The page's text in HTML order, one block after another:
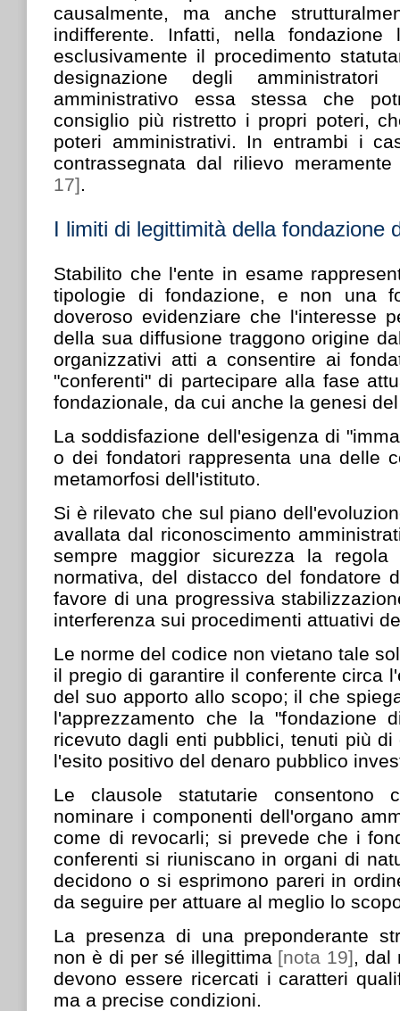
causalmente, ma anche
indifferente. Infatti, nella fondazione
esclusivamente il procedimento
designazione degli
amministrativo essa stessa che
consiglio più ristretto i propri poteri,
poteri amministrativi. In entrambi i
contrassegnata dal rilievo
17].
I limiti di legittimità della fondazione
Stabilito che l'ente in esame
tipologie di fondazione, e non una
doveroso evidenziare che l'interesse
della sua diffusione traggono origine
organizzativi atti a consentire ai
"conferenti" di partecipare alla fase
fondazionale, da cui anche la genesi
La soddisfazione dell'esigenza di
o dei fondatori rappresenta una delle
metamorfosi dell'istituto.
Si è rilevato che sul piano
avallata dal riconoscimento
sempre maggior sicurezza la regola
normativa, del distacco del fondatore
favore di una progressiva
interferenza sui procedimenti attuativi
Le norme del codice non vietano tale
il pregio di garantire il conferente circa
del suo apporto allo scopo; il che
l'apprezzamento che la "fondazione
ricevuto dagli enti pubblici, tenuti più
l'esito positivo del denaro pubblico
Le clausole statutarie consentono
nominare i componenti dell'organo
come di revocarli; si prevede che i
conferenti si riuniscano in organi di
decidono o si esprimono pareri in
da seguire per attuare al meglio lo
La presenza di una preponderante
non è di per sé illegittima [nota 19] ,
devono essere ricercati i caratteri
ma a precise condizioni.